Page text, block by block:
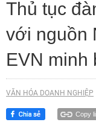
Thủ tục
với nguồn
EVN minh
VĂN HÓA DOANH NGHIỆP
Copy